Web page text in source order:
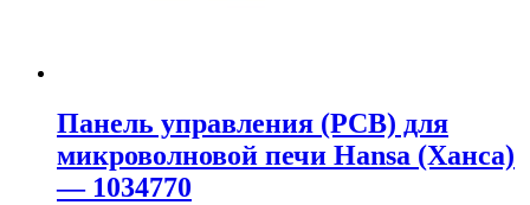
Панель управления (PCB) для
микроволновой печи Hansa (Ханса)
— 1034770